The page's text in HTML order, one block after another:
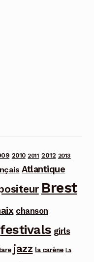
2010 2011 2012 2013
Atlantique
Brest
chanson
festivals girls
jazz la carène La